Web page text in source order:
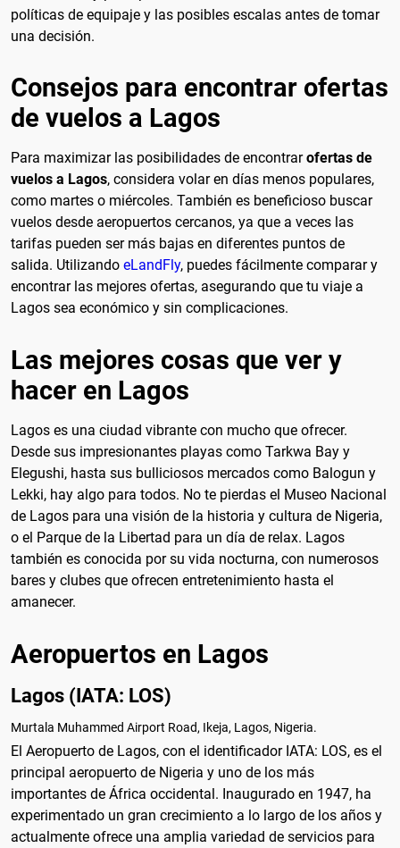
políticas de equipaje y las posibles escalas antes de tomar
una decisión.
Consejos para encontrar ofertas
de vuelos a Lagos
Para maximizar las posibilidades de encontrarofertas de
vuelos a Lagos, considera volar en días menos populares,
como martes o miércoles. También es beneficioso buscar
vuelos desde aeropuertos cercanos, ya que a veces las
tarifas pueden ser más bajas en diferentes puntos de
salida. Utilizando eLandFly, puedes fácilmente comparar y
encontrar las mejores ofertas, asegurando que tu viaje a
Lagos sea económico y sin complicaciones.
Las mejores cosas que ver y
hacer en Lagos
Lagos es una ciudad vibrante con mucho que ofrecer.
Desde sus impresionantes playas como Tarkwa Bay y
Elegushi, hasta sus bulliciosos mercados como Balogun y
Lekki, hay algo para todos. No te pierdas el Museo Nacional
de Lagos para una visión de la historia y cultura de Nigeria,
o el Parque de la Libertad para un día de relax. Lagos
también es conocida por su vida nocturna, con numerosos
bares y clubes que ofrecen entretenimiento hasta el
amanecer.
Aeropuertos en Lagos
Lagos (IATA: LOS)
Murtala Muhammed Airport Road, Ikeja, Lagos, Nigeria.
El Aeropuerto de Lagos, con el identificador IATA: LOS, es el
principal aeropuerto de Nigeria y uno de los más
importantes de África occidental. Inaugurado en 1947, ha
experimentado un gran crecimiento a lo largo de los años y
actualmente ofrece una amplia variedad de servicios para